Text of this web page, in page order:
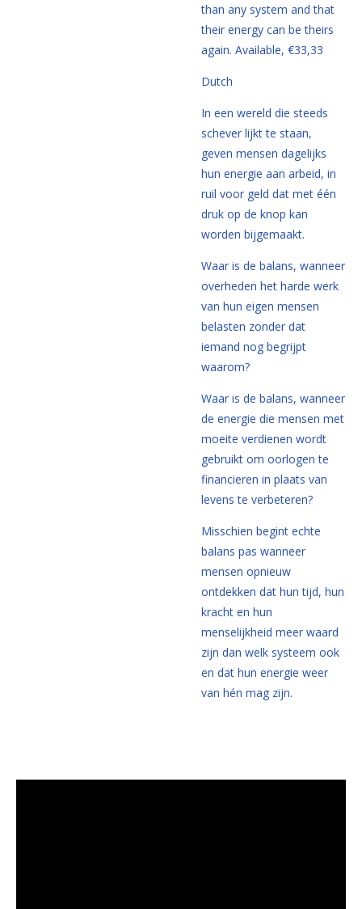
than any system and that
their energy can be theirs
again. Available, €33,33
Dutch
In een wereld die steeds
schever lijkt te staan,
geven mensen dagelijks
hun energie aan arbeid, in
ruil voor geld dat met één
druk op de knop kan
worden bijgemaakt.
Waar is de balans, wanneer
overheden het harde werk
van hun eigen mensen
belasten zonder dat
iemand nog begrijpt
waarom?
Waar is de balans, wanneer
de energie die mensen met
moeite verdienen wordt
gebruikt om oorlogen te
financieren in plaats van
levens te verbeteren?
Misschien begint echte
balans pas wanneer
mensen opnieuw
ontdekken dat hun tijd, hun
kracht en hun
menselijkheid meer waard
zijn dan welk systeem ook
en dat hun energie weer
van hén mag zijn.